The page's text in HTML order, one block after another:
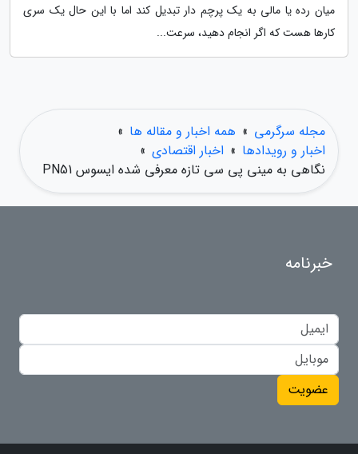
میان رده یا مالی به یک پرچم دار تبدیل کند اما با این حال یک سری
کارها هست که اگر انجام دهید، سرعت...
مجله سرگرمی » همه اخبار و مقاله ها »
اخبار و رویدادها » اخبار اقتصادی »
نگاهی به مینی پی سی تازه معرفی شده ایسوس PN51
خبرنامه
عضویت